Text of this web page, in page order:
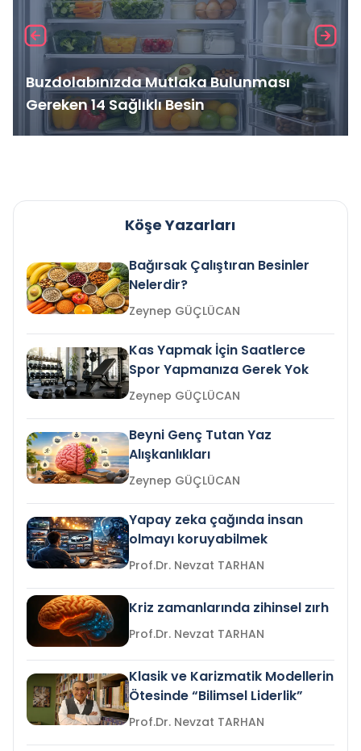
Buzdolabınızda Mutlaka Bulunması
Gereken 14 Sağlıklı Besin
Köşe Yazarları
Bağırsak Çalıştıran Besinler
Nelerdir?
Zeynep GÜÇLÜCAN
Kas Yapmak İçin Saatlerce
Spor Yapmanıza Gerek Yok
Zeynep GÜÇLÜCAN
Beyni Genç Tutan Yaz
Alışkanlıkları
Zeynep GÜÇLÜCAN
Yapay zeka çağında insan
olmayı koruyabilmek
Prof.Dr. Nevzat TARHAN
Kriz zamanlarında zihinsel zırh
Prof.Dr. Nevzat TARHAN
Klasik ve Karizmatik Modellerin
Ötesinde “Bilimsel Liderlik”
Prof.Dr. Nevzat TARHAN